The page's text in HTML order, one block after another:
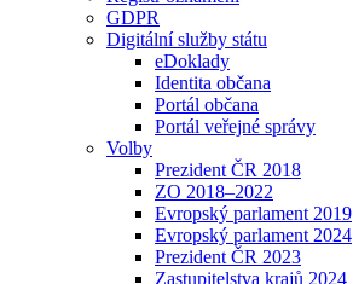
GDPR
Digitální služby státu
eDoklady
Identita občana
Portál občana
Portál veřejné správy
Volby
Prezident ČR 2018
ZO 2018–2022
Evropský parlament 2019
Evropský parlament 2024
Prezident ČR 2023
Zastupitelstva krajů 2024